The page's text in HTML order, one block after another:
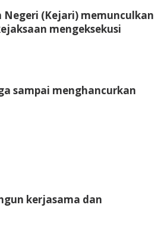
Negeri (Kejari) memunculkan
mengeksekusi
sampai menghancurkan
kerjasama dan